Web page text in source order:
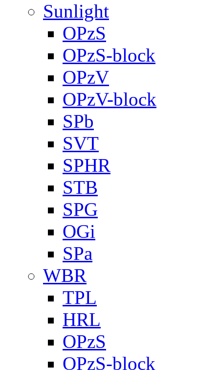
Sunlight
OPzS
OPzS-block
OPzV
OPzV-block
SPb
SVT
SPHR
STB
SPG
OGi
SPa
WBR
TPL
HRL
OPzS
OPzS-block